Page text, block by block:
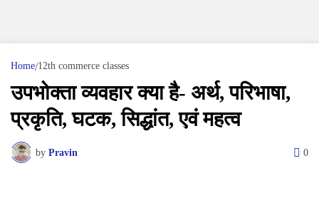
Home 12th commerce classes
उपभोक्ता व्यवहार क्या है- अर्थ, परिभाषा,
प्रकृति, घटक, सिद्धांत, एवं महत्व
by Pravin 0